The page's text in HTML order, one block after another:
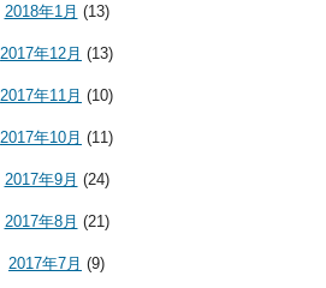
2018年1月 (13)
2017年12月 (13)
2017年11月 (10)
2017年10月 (11)
2017年9月 (24)
2017年8月 (21)
2017年7月 (9)